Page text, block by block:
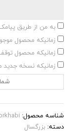
به من از طریق
زمانیکه محصول
زمانیکه محصول
زمانیکه نسخه
شناسه محصول:
دسته: بزرگسال